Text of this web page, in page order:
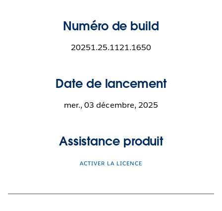
Numéro de build
20251.25.1121.1650
Date de lancement
mer., 03 décembre, 2025
Assistance produit
ACTIVER LA LICENCE